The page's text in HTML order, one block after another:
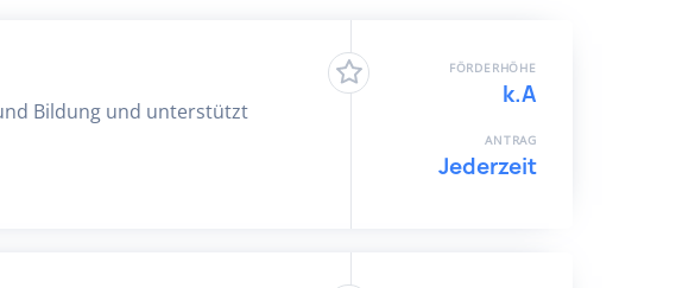
Bildung und unterstützt
FÖRDERHÖHE
k.A
ANTRAG
Jederzeit